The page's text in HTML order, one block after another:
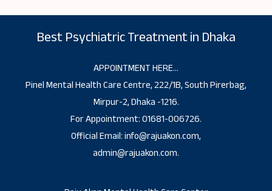
Best Psychiatric Treatment in Dhaka
APPOINTMENT HERE…
Pinel Mental Health Care Centre, 222/1B, South Pirerbag,
Mirpur-2, Dhaka -1216.
For Appointment: 01681-006726.
Official Email: info@rajuakon.com,
admin@rajuakon.com.